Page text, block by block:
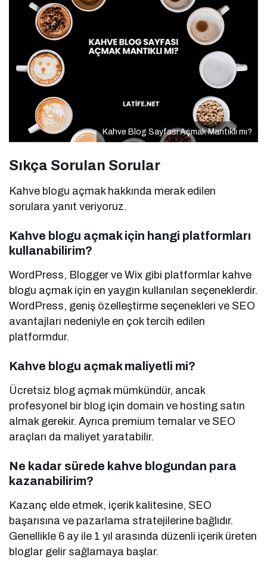
Kahve Blog Sayfası Açmak Mantıklı mı?
Sıkça Sorulan Sorular
Kahve blogu açmak hakkında merak edilen
sorulara yanıt veriyoruz.
Kahve blogu açmak için hangi platformları
kullanabilirim?
WordPress, Blogger ve Wix gibi platformlar kahve
blogu açmak için en yaygın kullanılan seçeneklerdir.
WordPress, geniş özelleştirme seçenekleri ve SEO
avantajları nedeniyle en çok tercih edilen
platformdur.
Kahve blogu açmak maliyetli mi?
Ücretsiz blog açmak mümkündür, ancak
profesyonel bir blog için domain ve hosting satın
almak gerekir. Ayrıca premium temalar ve SEO
araçları da maliyet yaratabilir.
Ne kadar sürede kahve blogundan para
kazanabilirim?
Kazanç elde etmek, içerik kalitesine, SEO
başarısına ve pazarlama stratejilerine bağlıdır.
Genellikle 6 ay ile 1 yıl arasında düzenli içerik üreten
bloglar gelir sağlamaya başlar.